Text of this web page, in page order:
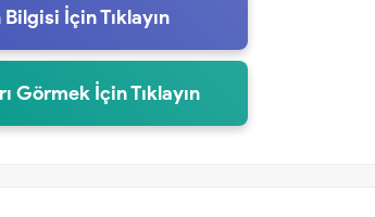
Bilgisi İçin Tıklayın
Görmek İçin Tıklayın